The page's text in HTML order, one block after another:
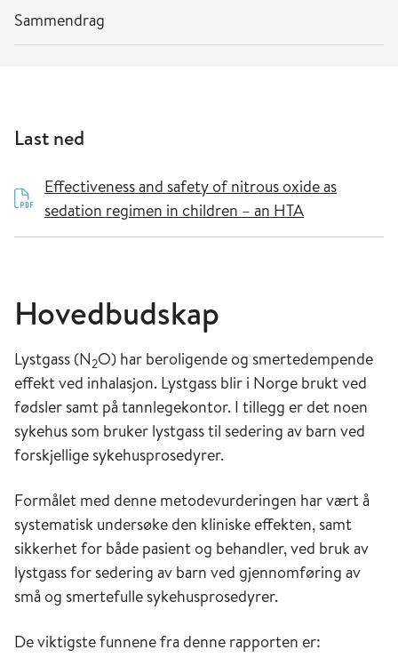
Sammendrag
Last ned
Effectiveness and safety of nitrous oxide as
sedation regimen in children – an HTA
Hovedbudskap
Lystgass (N2O) har beroligende og smertedempende
effekt ved inhalasjon. Lystgass blir i Norge brukt ved
fødsler samt på tannlegekontor. I tillegg er det noen
sykehus som bruker lystgass til sedering av barn ved
forskjellige sykehusprosedyrer.
Formålet med denne metodevurderingen har vært å
systematisk undersøke den kliniske effekten, samt
sikkerhet for både pasient og behandler, ved bruk av
lystgass for sedering av barn ved gjennomføring av
små og smertefulle sykehusprosedyrer.
De viktigste funnene fra denne rapporten er: